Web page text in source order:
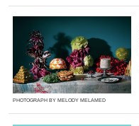
PHOTOGRAPH BY MELODY MELAMED